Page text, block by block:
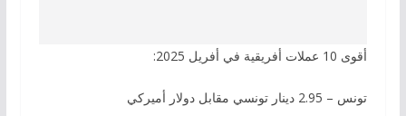
أقوى 10 عملات أفريقية في أفريل 2025:
تونس – 2.95 دينار تونسي مقابل دولار أميركي